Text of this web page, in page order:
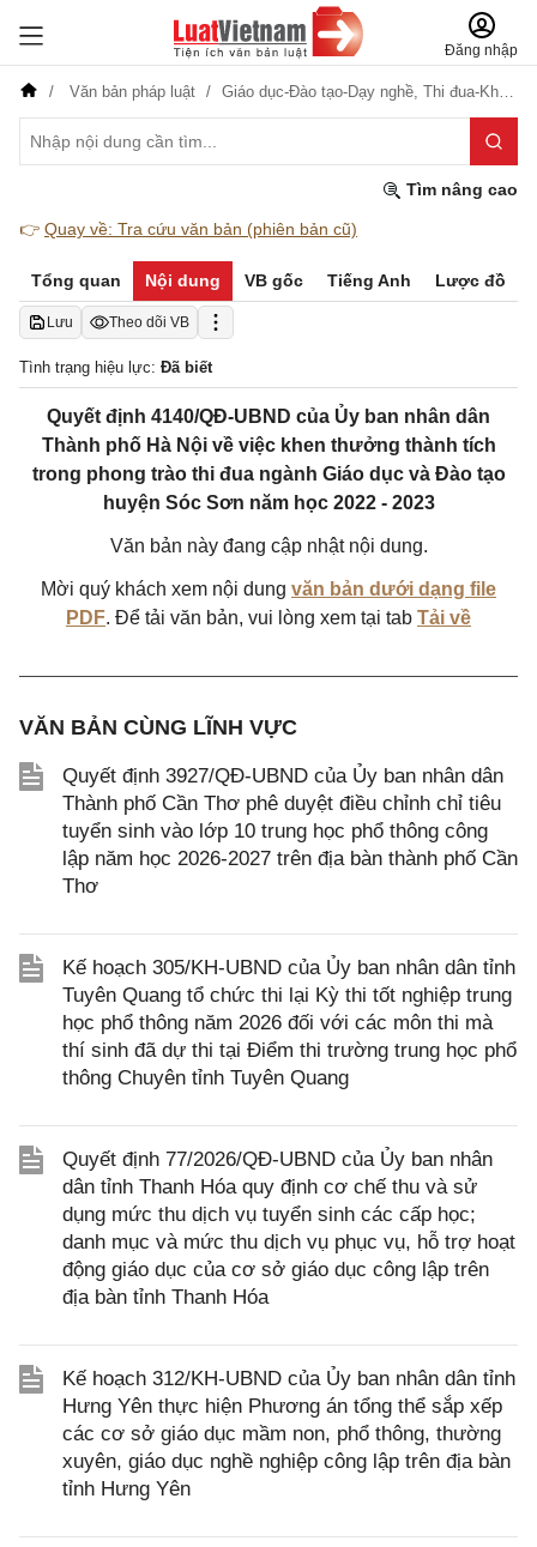
Đăng nhập
Văn bản pháp luật Giáo dục-Đào tạo-Dạy nghề, Thi đua-Khen thưởng-Kỷ luật
Tìm nâng cao
👉 Quay về: Tra cứu văn bản (phiên bản cũ)
Tổng quan Nội dung VB gốc Tiếng Anh Lược đồ
Lưu Theo dõi VB
Tình trạng hiệu lực: Đã biết
Quyết định 4140/QĐ-UBND của Ủy ban nhân dân
Thành phố Hà Nội về việc khen thưởng thành tích
trong phong trào thi đua ngành Giáo dục và Đào tạo
huyện Sóc Sơn năm học 2022 - 2023
Văn bản này đang cập nhật nội dung.
Mời quý khách xem nội dung văn bản dưới dạng file
PDF. Để tải văn bản, vui lòng xem tại tab Tải về
VĂN BẢN CÙNG LĨNH VỰC
Quyết định 3927/QĐ-UBND của Ủy ban nhân dân
Thành phố Cần Thơ phê duyệt điều chỉnh chỉ tiêu
tuyển sinh vào lớp 10 trung học phổ thông công
lập năm học 2026-2027 trên địa bàn thành phố Cần
Thơ
Kế hoạch 305/KH-UBND của Ủy ban nhân dân tỉnh
Tuyên Quang tổ chức thi lại Kỳ thi tốt nghiệp trung
học phổ thông năm 2026 đối với các môn thi mà
thí sinh đã dự thi tại Điểm thi trường trung học phổ
thông Chuyên tỉnh Tuyên Quang
Quyết định 77/2026/QĐ-UBND của Ủy ban nhân
dân tỉnh Thanh Hóa quy định cơ chế thu và sử
dụng mức thu dịch vụ tuyển sinh các cấp học;
danh mục và mức thu dịch vụ phục vụ, hỗ trợ hoạt
động giáo dục của cơ sở giáo dục công lập trên
địa bàn tỉnh Thanh Hóa
Kế hoạch 312/KH-UBND của Ủy ban nhân dân tỉnh
Hưng Yên thực hiện Phương án tổng thể sắp xếp
các cơ sở giáo dục mầm non, phổ thông, thường
xuyên, giáo dục nghề nghiệp công lập trên địa bàn
tỉnh Hưng Yên